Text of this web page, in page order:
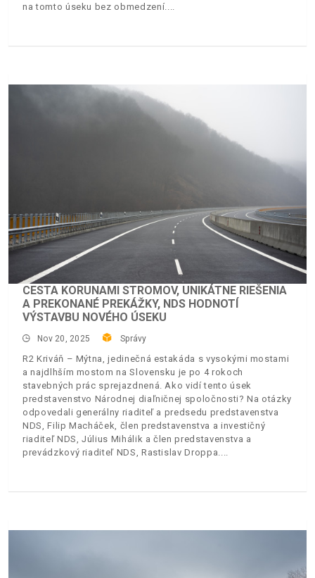
na tomto úseku bez obmedzení.
CESTA KORUNAMI STROMOV, UNIKÁTNE RIEŠENIA
A PREKONANÉ PREKÁŽKY, NDS HODNOTÍ
VÝSTAVBU NOVÉHO ÚSEKU
Nov 20, 2025 Správy
R2 Kriváň – Mýtna, jedinečná estakáda s vysokými mostami
a najdlhším mostom na Slovensku je po 4 rokoch
stavebných prác sprejazdnená. Ako vidí tento úsek
predstavenstvo Národnej diaľničnej spoločnosti? Na otázky
odpovedali generálny riaditeľ a predsedu predstavenstva
NDS, Filip Macháček, člen predstavenstva a investičný
riaditeľ NDS, Július Mihálik a člen predstavenstva a
prevádzkový riaditeľ NDS, Rastislav Droppa.